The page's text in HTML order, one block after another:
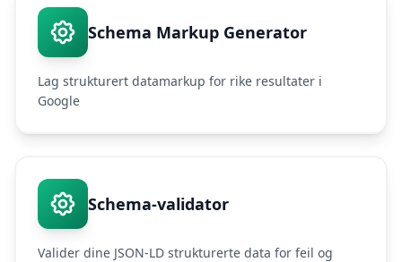
Schema Markup Generator
Lag strukturert datamarkup for rike resultater i
Google
Schema-validator
Valider dine JSON-LD strukturerte data for feil og